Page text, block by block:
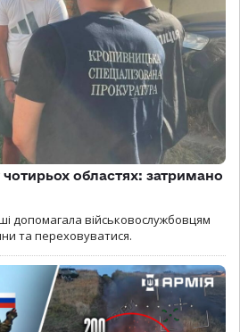
областях: затримано
допомагала військовослужбовцям
та переховуватися.